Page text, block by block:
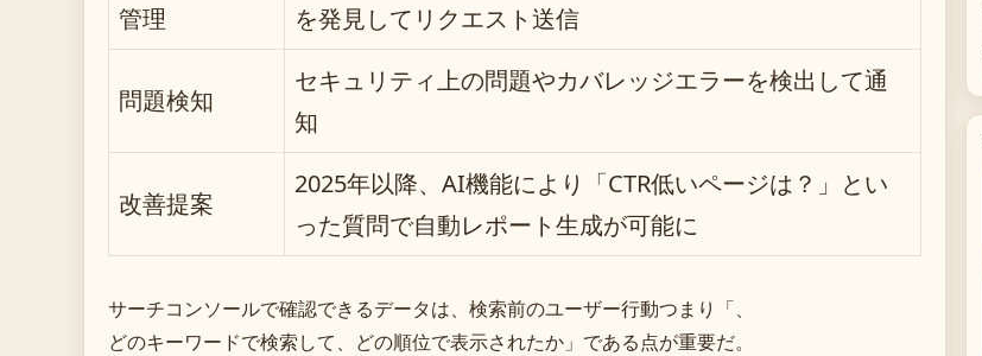
管理
を発見してリクエスト送信
問題検知
セキュリティ上の問題やカバレッジエラーを検出して通
知
改善提案
2025年以降、AI機能により「CTR低いページは？」とい
った質問で自動レポート生成が可能に
サーチコンソールで確認できるデータは、検索前のユーザー行動つまり「、
どのキーワードで検索して、どの順位で表示されたか」である点が重要だ。